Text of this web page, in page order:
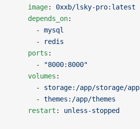
    image
: 0xxb/lsky-pro:latest
    depends_on
:
      -
mysql
      -
redis
    ports
:
      -
"8000:8000"
    volumes
:
      -
storage:/app/storage/app
      -
themes:/app/themes
    restart
: unless-stopped